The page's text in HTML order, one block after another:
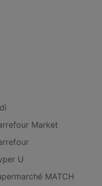
Market
U
MATCH